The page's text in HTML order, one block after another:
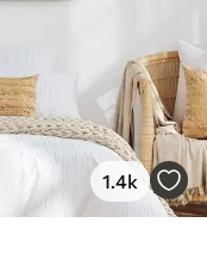
1.4k